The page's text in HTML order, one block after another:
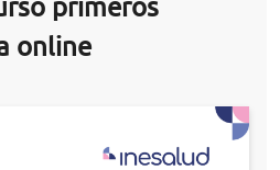
primeros
online